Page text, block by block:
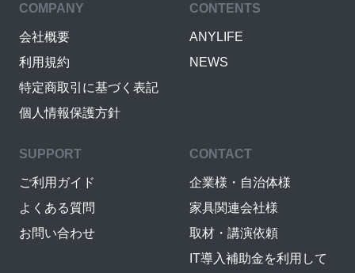
COMPANY
会社概要
利用規約
特定商取引に基づく表記
個人情報保護方針
CONTENTS
ANYLIFE
NEWS
SUPPORT
ご利用ガイド
よくある質問
お問い合わせ
CONTACT
企業様・自治体様
家具関連会社様
取材・講演依頼
IT導入補助金を利用して